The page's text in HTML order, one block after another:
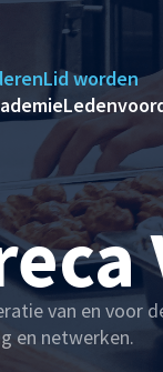
Lid worden
van en voor
en netwerken.